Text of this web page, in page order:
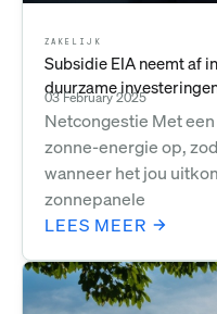
ZAKELIJK
Subsidie EIA neemt af
duurzame
03 February 2025
Netcongestie Met
zonne-energie op,
wanneer het jou
zonnepanele
LEES MEER